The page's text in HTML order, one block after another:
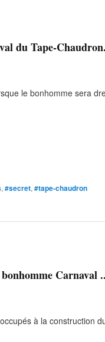
du Tape-
le bonhomme sera
, #secret, #tape-chaudron
Carnaval
à la construction